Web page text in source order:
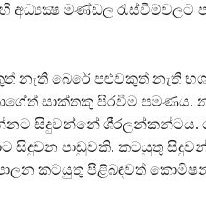
අධ්‍යක්‍ෂ මණ්ඩල රැ ස්වීම්වලට
නැති බෙරේ පළුවකුත්
සාක්තකු පිරවීම පමණය.
සිදුවන්නේ ශී‍්‍රලන්කන්ටය.
සිදුවන පාඩුවකි. කටයුතු
කටයුතු පිළිබඳවත්